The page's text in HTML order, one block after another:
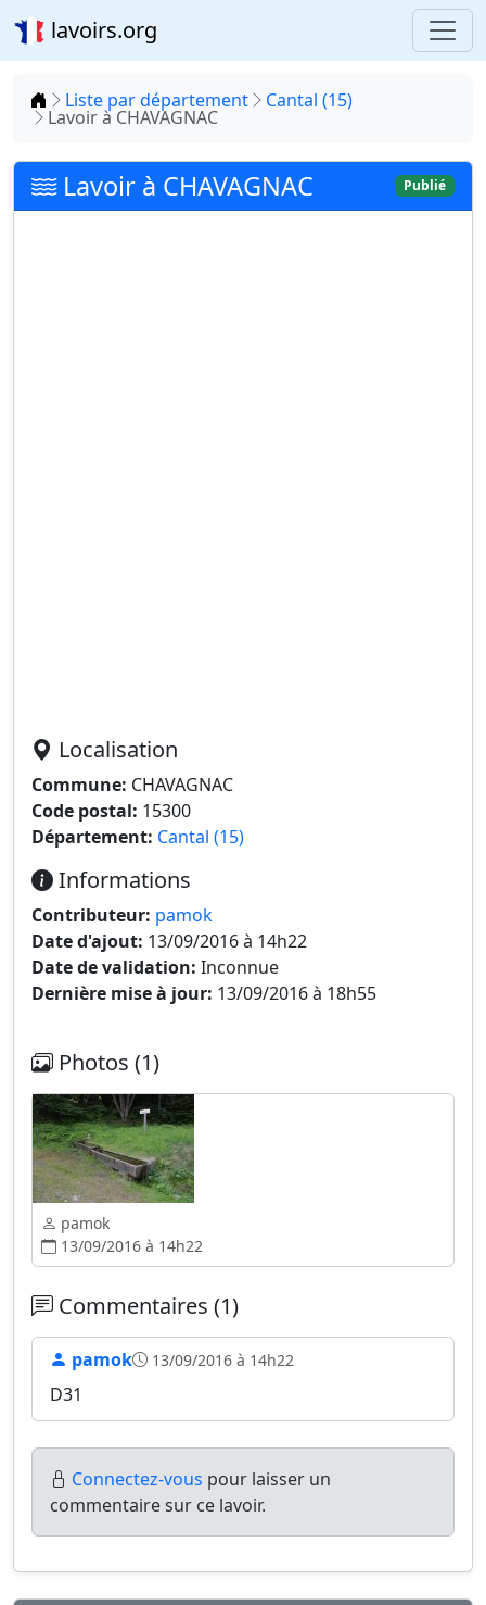
lavoirs.org
Accueil
Liste par département Cantal (15)
Lavoir à CHAVAGNAC
Lavoir à CHAVAGNAC Publié
Localisation
Commune: CHAVAGNAC
Code postal: 15300
Département: Cantal (15)
Informations
Contributeur: pamok
Date d'ajout: 13/09/2016 à 14h22
Date de validation: Inconnue
Dernière mise à jour: 13/09/2016 à 18h55
Photos (1)
pamok
13/09/2016 à 14h22
Commentaires (1)
pamok 13/09/2016 à 14h22
D31
Connectez-vous pour laisser un
commentaire sur ce lavoir.